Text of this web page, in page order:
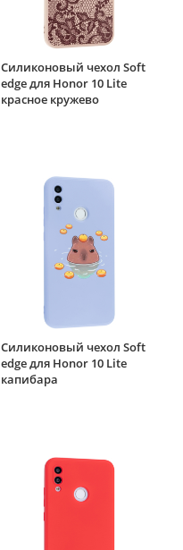
Силиконовый чехол Soft
edge для Honor 10 Lite
красное кружево
Силиконовый чехол Soft
edge для Honor 10 Lite
капибара